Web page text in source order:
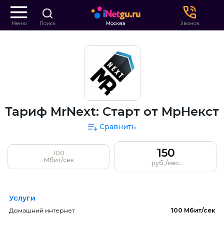
Меню Поиск Москва Звонок
Тариф MrNext: Старт от МрНекст
Сравнить
100
Мбит/сек
150
руб./мес.
Услуги
Домашний интернет 100 Мбит/сек